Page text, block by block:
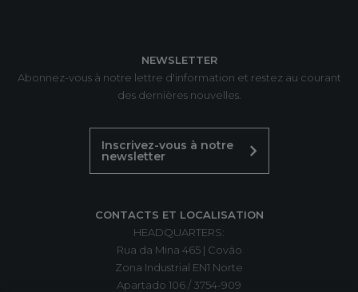
NEWSLETTER
Abonnez-vous à notre lettre d'information et restez au courant
des dernières nouvelles.
Inscrivez-vous à notre
newsletter
CONTACTS ET LOCALISATION
HEADQUARTERS:
Rua da Mina 465 | Covão
Zona Industrial EN1 Norte
Apartado 106 / 3754-909